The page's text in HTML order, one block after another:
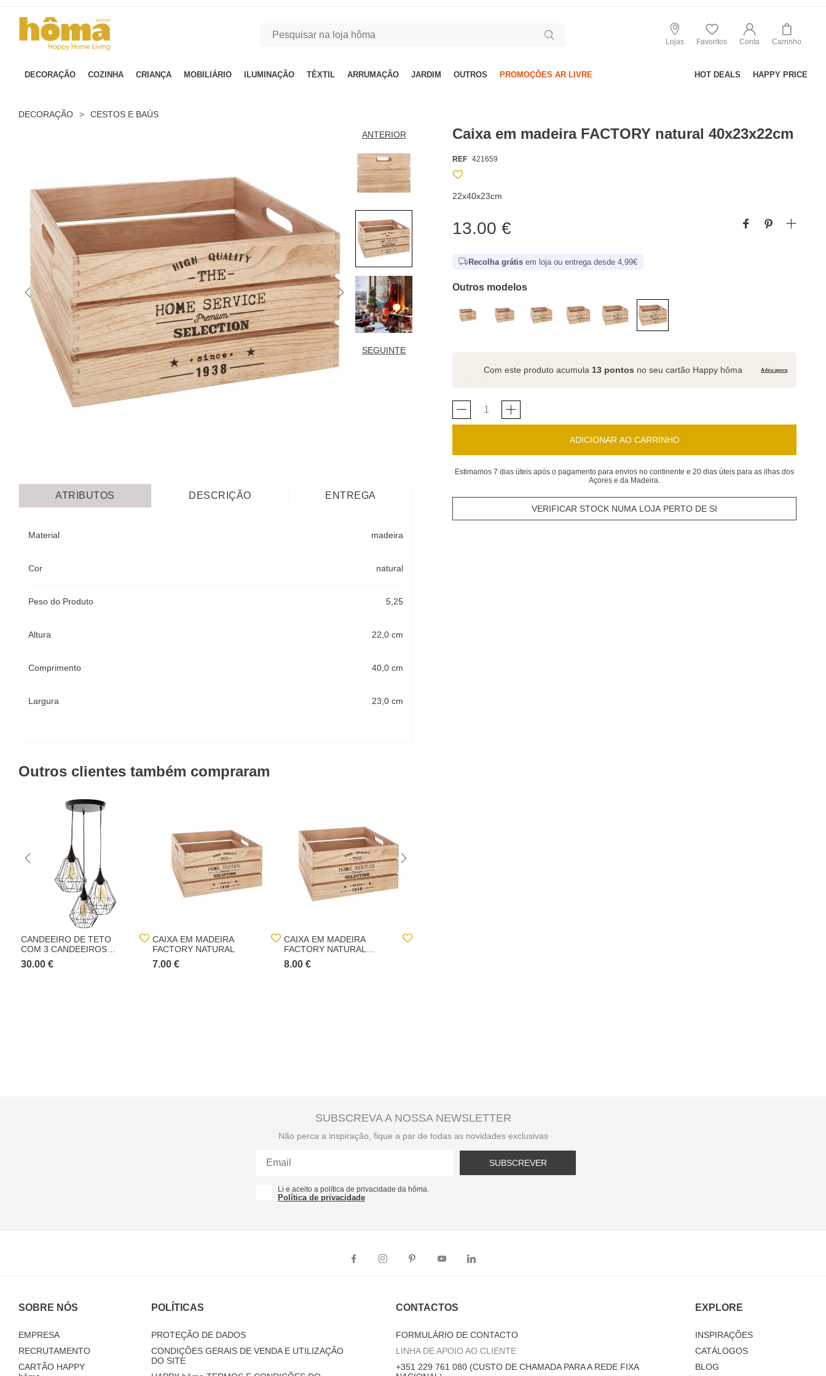
Lojas Favoritos Conta Carrinho
DECORAÇÃO COZINHA CRIANÇA MOBILIÁRIO ILUMINAÇÃO TÊXTIL ARRUMAÇÃO JARDIM OUTROS PROMOÇÕES AR LIVRE HOT DEALS HAPPY PRICE
DECORAÇÃO > CESTOS E BAÚS
ANTERIOR
SEGUINTE
Caixa em madeira FACTORY natural 40x23x22cm
REF 421659
22x40x23cm
13.00 €
Recolha grátis em loja ou entrega desde 4,99€
Outros modelos
Com este produto acumula 13 pontos no seu cartão Happy hôma Adira agora
ADICIONAR AO CARRINHO
Estimamos 7 dias úteis após o pagamento para envios no continente e 20 dias úteis para as ilhas dos
Açores e da Madeira.
VERIFICAR STOCK NUMA LOJA PERTO DE SI
ATRIBUTOS DESCRIÇÃO ENTREGA
Material madeira
Cor natural
Peso do Produto 5,25
Altura 22,0 cm
Comprimento 40,0 cm
Largura 23,0 cm
Outros clientes também compraram
CANDEEIRO DE TETO
COM 3 CANDEEIROS
METAL
30.00 €
CAIXA EM MADEIRA
FACTORY NATURAL
7.00 €
CAIXA EM MADEIRA
FACTORY NATURAL
18X32X23CM
8.00 €
SUBSCREVA A NOSSA NEWSLETTER
Não perca a inspiração, fique a par de todas as novidades exclusivas
SUBSCREVER
Li e aceito a política de privacidade da hôma.
Política de privacidade
SOBRE NÓS
EMPRESA
RECRUTAMENTO
CARTÃO HAPPY
POLÍTICAS
PROTEÇÃO DE DADOS
CONDIÇÕES GERAIS DE VENDA E UTILIZAÇÃO
DO SITE
CONTACTOS
FORMULÁRIO DE CONTACTO
LINHA DE APOIO AO CLIENTE
+351 229 761 080 (CUSTO DE CHAMADA PARA A REDE FIXA
EXPLORE
INSPIRAÇÕES
CATÁLOGOS
BLOG